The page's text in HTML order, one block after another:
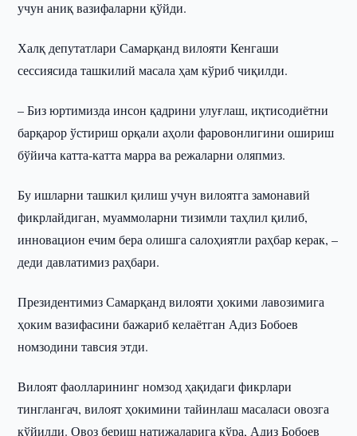
учун аниқ вазифаларни қўйди.
Халқ депутатлари Самарқанд вилояти Кенгаши
сессиясида ташкилий масала ҳам кўриб чиқилди.
– Биз юртимизда инсон қадрини улуғлаш, иқтисодиётни
барқарор ўстириш орқали аҳоли фаровонлигини ошириш
бўйича катта-катта марра ва режаларни оляпмиз.
Бу ишларни ташкил қилиш учун вилоятга замонавий
фикрлайдиган, муаммоларни тизимли таҳлил қилиб,
инновацион ечим бера олишга салоҳиятли раҳбар керак, –
деди давлатимиз раҳбари.
Президентимиз Самарқанд вилояти ҳокими лавозимига
ҳоким вазифасини бажариб келаётган Адиз Бобоев
номзодини тавсия этди.
Вилоят фаолларининг номзод ҳақидаги фикрлари
тинглангач, вилоят ҳокимини тайинлаш масаласи овозга
қўйилди. Овоз бериш натижаларига кўра, Адиз Бобоев